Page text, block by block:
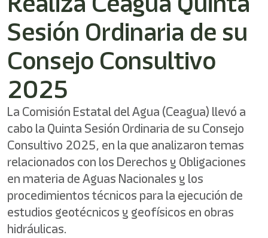
Este
acceso
directo
lector
de
pantalla
para
navegar
interactuar
con
contenido.
Sesión Ordinaria de su
Consejo Consultivo
2025
La Comisión Estatal del Agua (Ceagua) llevó a
cabo la Quinta Sesión Ordinaria de su Consejo
Consultivo 2025, en la que analizaron temas
relacionados con los Derechos y Obligaciones
en materia de Aguas Nacionales y los
procedimientos técnicos para la ejecución de
estudios geotécnicos y geofísicos en obras
hidráulicas.